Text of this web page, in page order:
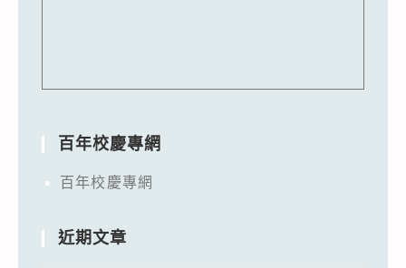
百年校慶專網
百年校慶專網
近期文章